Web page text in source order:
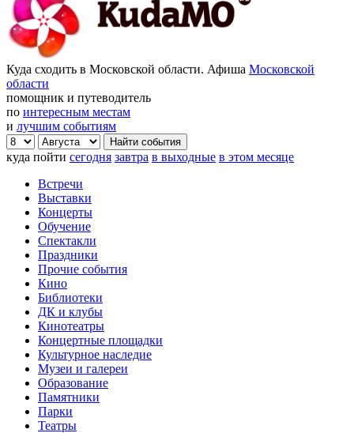
Куда сходить в Московской области. Афиша Московской
области
помощник и путеводитель
по интересным местам
и лучшим событиям
куда пойти сегодня завтра в выходные в этом месяце
Встречи
Выставки
Концерты
Обучение
Спектакли
Праздники
Прочие события
Кино
Библиотеки
ДК и клубы
Кинотеатры
Концертные площадки
Культурное наследие
Музеи и галереи
Образование
Памятники
Парки
Театры